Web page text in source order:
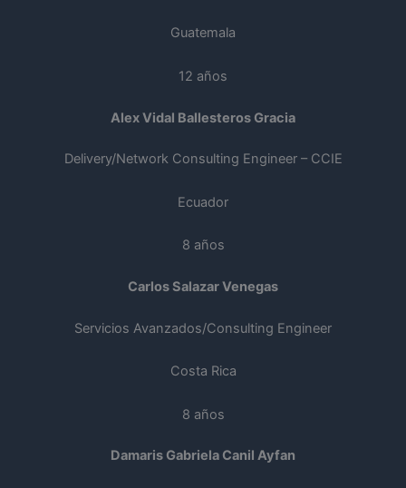
Guatemala
12 años
Alex Vidal Ballesteros Gracia
Delivery/Network Consulting Engineer – CCIE
Ecuador
8 años
Carlos Salazar Venegas
Servicios Avanzados/Consulting Engineer
Costa Rica
8 años
Damaris Gabriela Canil Ayfan